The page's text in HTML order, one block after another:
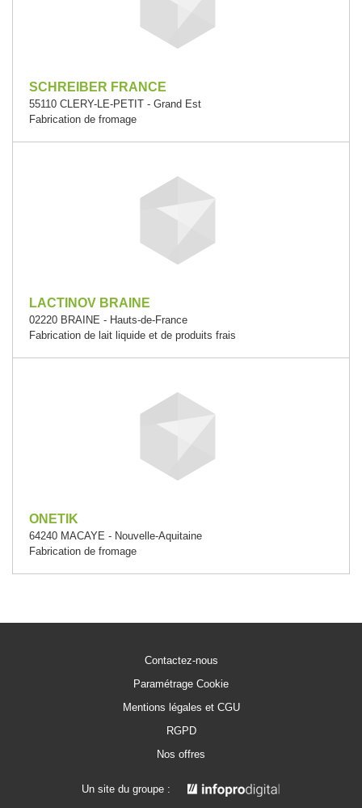
SCHREIBER FRANCE
55110 CLERY-LE-PETIT - Grand Est
Fabrication de fromage
LACTINOV BRAINE
02220 BRAINE - Hauts-de-France
Fabrication de lait liquide et de produits frais
ONETIK
64240 MACAYE - Nouvelle-Aquitaine
Fabrication de fromage
Contactez-nous
Paramétrage Cookie
Mentions légales et CGU
RGPD
Nos offres
Un site du groupe :